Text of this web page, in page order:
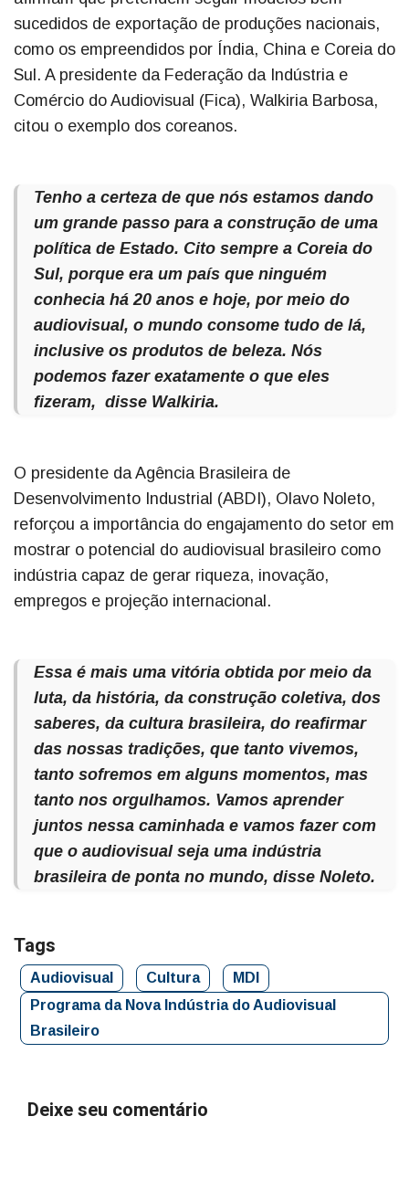
sucedidos de exportação de produções nacionais,
como os empreendidos por Índia, China e Coreia do
Sul. A presidente da Federação da Indústria e
Comércio do Audiovisual (Fica), Walkiria Barbosa,
citou o exemplo dos coreanos.
Tenho a certeza de que nós estamos dando
um grande passo para a construção de uma
política de Estado. Cito sempre a Coreia do
Sul, porque era um país que ninguém
conhecia há 20 anos e hoje, por meio do
audiovisual, o mundo consome tudo de lá,
inclusive os produtos de beleza. Nós
podemos fazer exatamente o que eles
fizeram, disse Walkiria.
O presidente da Agência Brasileira de
Desenvolvimento Industrial (ABDI), Olavo Noleto,
reforçou a importância do engajamento do setor em
mostrar o potencial do audiovisual brasileiro como
indústria capaz de gerar riqueza, inovação,
empregos e projeção internacional.
Essa é mais uma vitória obtida por meio da
luta, da história, da construção coletiva, dos
saberes, da cultura brasileira, do reafirmar
das nossas tradições, que tanto vivemos,
tanto sofremos em alguns momentos, mas
tanto nos orgulhamos. Vamos aprender
juntos nessa caminhada e vamos fazer com
que o audiovisual seja uma indústria
brasileira de ponta no mundo, disse Noleto.
Tags
Audiovisual Cultura
MDI
Programa da Nova Indústria do Audiovisual
Brasileiro
Deixe seu comentário